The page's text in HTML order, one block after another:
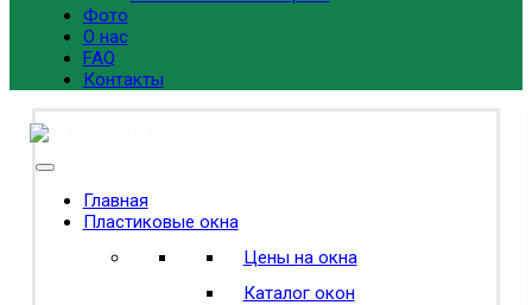
Фото
О нас
FAQ
Контакты
Главная
Пластиковые окна
Цены на окна
Каталог окон